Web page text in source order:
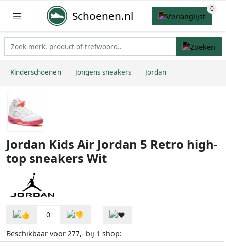
Schoenen.nl
Kinderschoenen Jongens sneakers Jordan
Jordan Kids Air Jordan 5 Retro high-
top sneakers Wit
0
Beschikbaar voor 277,- bij 1 shop: